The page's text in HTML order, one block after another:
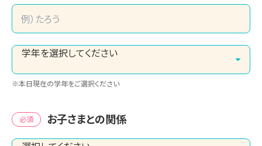
※本日現在の学年をご選択ください
必須 お子さまとの関係